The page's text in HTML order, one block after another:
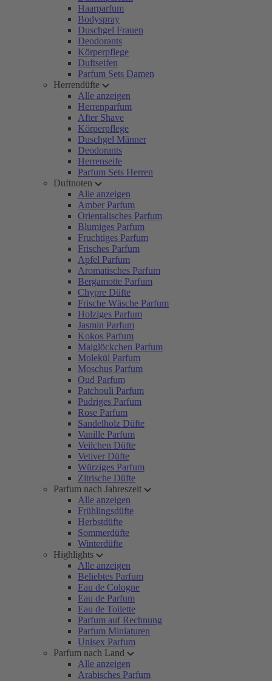
Haarparfum
Bodyspray
Duschgel Frauen
Deodorants
Körperpflege
Duftseifen
Parfum Sets Damen
Herrendüfte
Alle anzeigen
Herrenparfum
After Shave
Körperpflege
Duschgel Männer
Deodorants
Herrenseife
Parfum Sets Herren
Duftnoten
Alle anzeigen
Amber Parfum
Orientalisches Parfum
Blumiges Parfum
Fruchtiges Parfum
Frisches Parfum
Apfel Parfum
Aromatisches Parfum
Bergamotte Parfum
Chypre Düfte
Frische Wäsche Parfum
Holziges Parfum
Jasmin Parfum
Kokos Parfum
Maiglöckchen Parfum
Molekül Parfum
Moschus Parfum
Oud Parfum
Patchouli Parfum
Pudriges Parfum
Rose Parfum
Sandelholz Düfte
Vanille Parfum
Veilchen Düfte
Vetiver Düfte
Würziges Parfum
Zitrische Düfte
Parfum nach Jahreszeit
Alle anzeigen
Frühlingsdüfte
Herbstdüfte
Sommerdüfte
Winterdüfte
Highlights
Alle anzeigen
Beliebtes Parfum
Eau de Cologne
Eau de Parfum
Eau de Toilette
Parfum auf Rechnung
Parfum Miniaturen
Unisex Parfum
Parfum nach Land
Alle anzeigen
Arabisches Parfum